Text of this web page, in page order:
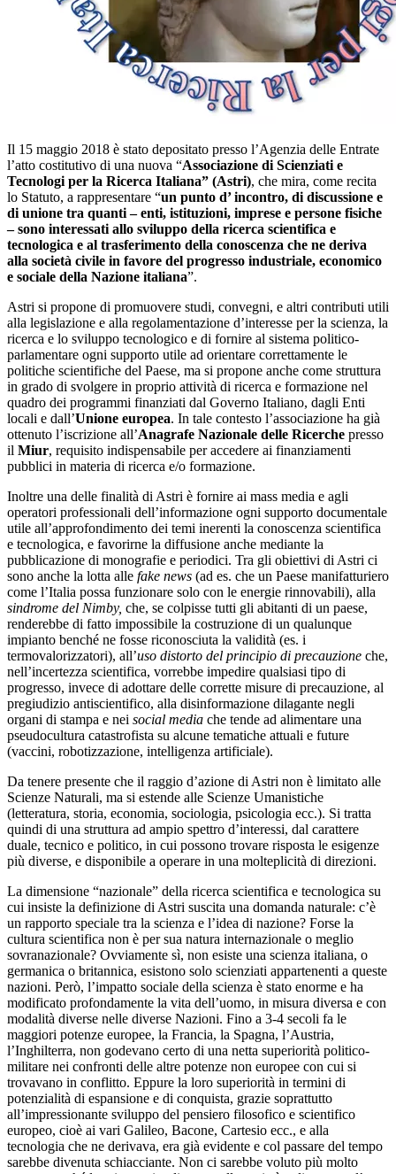
Il 15 maggio 2018 è stato depositato presso l’Agenzia delle Entrate
l’atto costitutivo di una nuova “Associazione di Scienziati e
Tecnologi per la Ricerca Italiana” (Astri), che mira, come recita
lo Statuto, a rappresentare “un punto d’ incontro, di discussione e
di unione tra quanti – enti, istituzioni, imprese e persone fisiche
– sono interessati allo sviluppo della ricerca scientifica e
tecnologica e al trasferimento della conoscenza che ne deriva
alla società civile in favore del progresso industriale, economico
e sociale della Nazione italiana”.
Astri si propone di promuovere studi, convegni, e altri contributi utili
alla legislazione e alla regolamentazione d’interesse per la scienza, la
ricerca e lo sviluppo tecnologico e di fornire al sistema politico-
parlamentare ogni supporto utile ad orientare correttamente le
politiche scientifiche del Paese, ma si propone anche come struttura
in grado di svolgere in proprio attività di ricerca e formazione nel
quadro dei programmi finanziati dal Governo Italiano, dagli Enti
locali e dall’Unione europea. In tale contesto l’associazione ha già
ottenuto l’iscrizione all’Anagrafe Nazionale delle Ricerche presso
il Miur, requisito indispensabile per accedere ai finanziamenti
pubblici in materia di ricerca e/o formazione.
Inoltre una delle finalità di Astri è fornire ai mass media e agli
operatori professionali dell’informazione ogni supporto documentale
utile all’approfondimento dei temi inerenti la conoscenza scientifica
e tecnologica, e favorirne la diffusione anche mediante la
pubblicazione di monografie e periodici. Tra gli obiettivi di Astri ci
sono anche la lotta alle fake news (ad es. che un Paese manifatturiero
come l’Italia possa funzionare solo con le energie rinnovabili), alla
sindrome del Nimby, che, se colpisse tutti gli abitanti di un paese,
renderebbe di fatto impossibile la costruzione di un qualunque
impianto benché ne fosse riconosciuta la validità (es. i
termovalorizzatori), all’uso distorto del principio di precauzione che,
nell’incertezza scientifica, vorrebbe impedire qualsiasi tipo di
progresso, invece di adottare delle corrette misure di precauzione, al
pregiudizio antiscientifico, alla disinformazione dilagante negli
organi di stampa e nei social media che tende ad alimentare una
pseudocultura catastrofista su alcune tematiche attuali e future
(vaccini, robotizzazione, intelligenza artificiale).
Da tenere presente che il raggio d’azione di Astri non è limitato alle
Scienze Naturali, ma si estende alle Scienze Umanistiche
(letteratura, storia, economia, sociologia, psicologia ecc.). Si tratta
quindi di una struttura ad ampio spettro d’interessi, dal carattere
duale, tecnico e politico, in cui possono trovare risposta le esigenze
più diverse, e disponibile a operare in una molteplicità di direzioni.
La dimensione “nazionale” della ricerca scientifica e tecnologica su
cui insiste la definizione di Astri suscita una domanda naturale: c’è
un rapporto speciale tra la scienza e l’idea di nazione? Forse la
cultura scientifica non è per sua natura internazionale o meglio
sovranazionale? Ovviamente sì, non esiste una scienza italiana, o
germanica o britannica, esistono solo scienziati appartenenti a queste
nazioni. Però, l’impatto sociale della scienza è stato enorme e ha
modificato profondamente la vita dell’uomo, in misura diversa e con
modalità diverse nelle diverse Nazioni. Fino a 3-4 secoli fa le
maggiori potenze europee, la Francia, la Spagna, l’Austria,
l’Inghilterra, non godevano certo di una netta superiorità politico-
militare nei confronti delle altre potenze non europee con cui si
trovavano in conflitto. Eppure la loro superiorità in termini di
potenzialità di espansione e di conquista, grazie soprattutto
all’impressionante sviluppo del pensiero filosofico e scientifico
europeo, cioè ai vari Galileo, Bacone, Cartesio ecc., e alla
tecnologia che ne derivava, era già evidente e col passare del tempo
sarebbe divenuta schiacciante. Non ci sarebbe voluto più molto